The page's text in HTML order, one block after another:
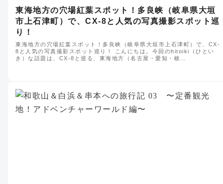
東海地方の穴場紅葉スポット！多良峡（岐阜県大垣
市上石津町）で、CX-8と人気の写真撮影スポット巡
り！
東海地方の穴場紅葉スポット！多良峡（岐阜県大垣市上石津町）で、CX-
8と人気の写真撮影スポット巡り！ こんにちは。今回のhitoiki（ひとい
き）な話題は、CX-8と巡る、東海地方（名古屋・愛知・岐…